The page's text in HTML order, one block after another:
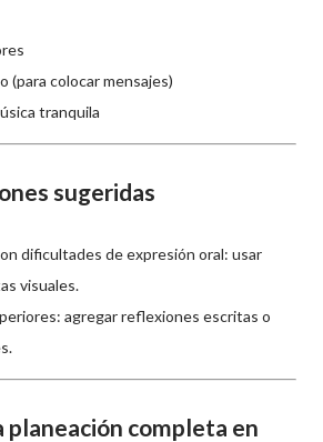
(para colocar mensajes)
tranquila
sugeridas
dificultades de expresión oral: usar
visuales.
agregar reflexiones escritas o
planeación completa en